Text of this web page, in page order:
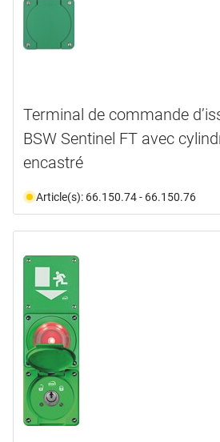
Terminal de commande
BSW Sentinel FT avec
encastré
Article(s): 66.150.74 - 66.150.76